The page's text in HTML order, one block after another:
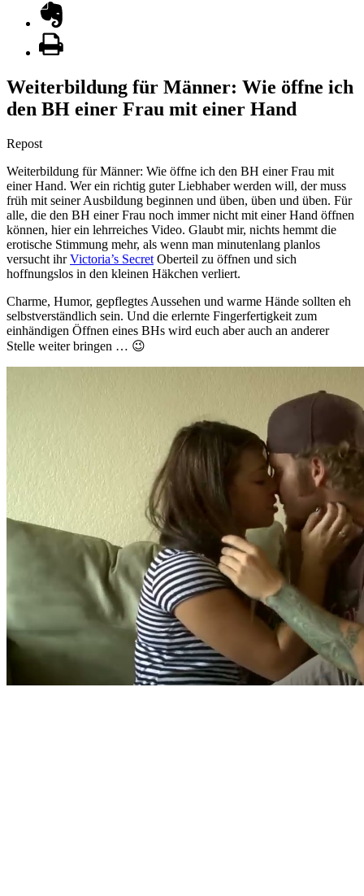
Weiterbildung für Männer: Wie öffne ich
den BH einer Frau mit einer Hand
Repost
Weiterbildung für Männer: Wie öffne ich den BH einer Frau mit
einer Hand. Wer ein richtig guter Liebhaber werden will, der muss
früh mit seiner Ausbildung beginnen und üben, üben und üben. Für
alle, die den BH einer Frau noch immer nicht mit einer Hand öffnen
können, hier ein lehrreiches Video. Glaubt mir, nichts hemmt die
erotische Stimmung mehr, als wenn man minutenlang planlos
versucht ihrVictoria’s Secret Oberteil zu öffnen und sich
hoffnungslos in den kleinen Häkchen verliert.
Charme, Humor, gepflegtes Aussehen und warme Hände sollten eh
selbstverständlich sein. Und die erlernte Fingerfertigkeit zum
einhändigen Öffnen eines BHs wird euch aber auch an anderer
Stelle weiter bringen … 😉